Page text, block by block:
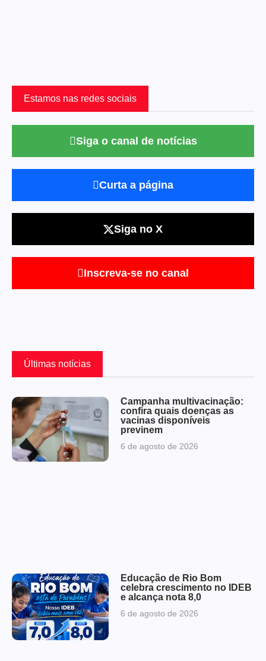
Estamos nas redes sociais
Siga o canal de notícias
Curta a página
Siga no X
Inscreva-se no canal
Últimas notícias
Campanha multivacinação:
confira quais doenças as
vacinas disponíveis
previnem
6 de agosto de 2026
Educação de Rio Bom
celebra crescimento no IDEB
e alcança nota 8,0
6 de agosto de 2026